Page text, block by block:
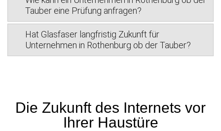
Tauber eine Prüfung anfragen?
Hat Glasfaser langfristig Zukunft für
Unternehmen in Rothenburg ob der Tauber?
Die Zukunft des Internets vor
Ihrer Haustüre